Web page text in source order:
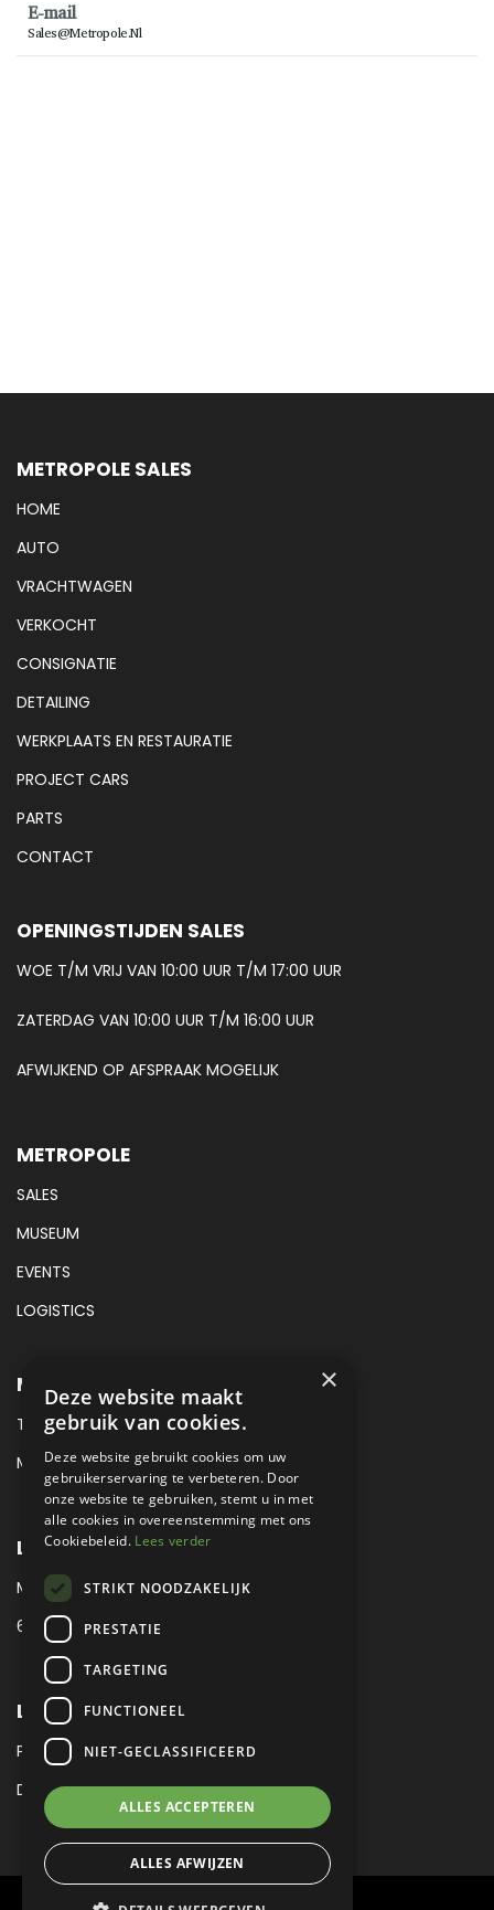
E-mail
Sales@metropole.nl
METROPOLE SALES
HOME
AUTO
VRACHTWAGEN
VERKOCHT
CONSIGNATIE
DETAILING
WERKPLAATS EN RESTAURATIE
PROJECT CARS
PARTS
CONTACT
OPENINGSTIJDEN SALES
WOE T/M VRIJ VAN 10:00 UUR T/M 17:00 UUR
ZATERDAG VAN 10:00 UUR T/M 16:00 UUR
AFWIJKEND OP AFSPRAAK MOGELIJK
METROPOLE
SALES
MUSEUM
EVENTS
LOGISTICS
METROPOLE SALES CONTACT
TEL:+31 (0) 88 425 94 00
MAIL:SALES@METROPOLE.NL
LOCATIE
MEUBELLAAN 1 / VIA ENZO FERRARI
6651 KV DRUTEN / THE NETHERLANDS
LEGAL
PRIVACY VERKLARING
DISCLAIMER|SITEMAP
×
Deze website maakt
gebruik van cookies.
Deze website gebruikt cookies om uw
gebruikerservaring te verbeteren. Door
onze website te gebruiken, stemt u in met
alle cookies in overeenstemming met ons
Cookiebeleid. Lees verder
STRIKT NOODZAKELIJK
PRESTATIE
TARGETING
FUNCTIONEEL
NIET-GECLASSIFICEERD
ALLES ACCEPTEREN
ALLES AFWIJZEN